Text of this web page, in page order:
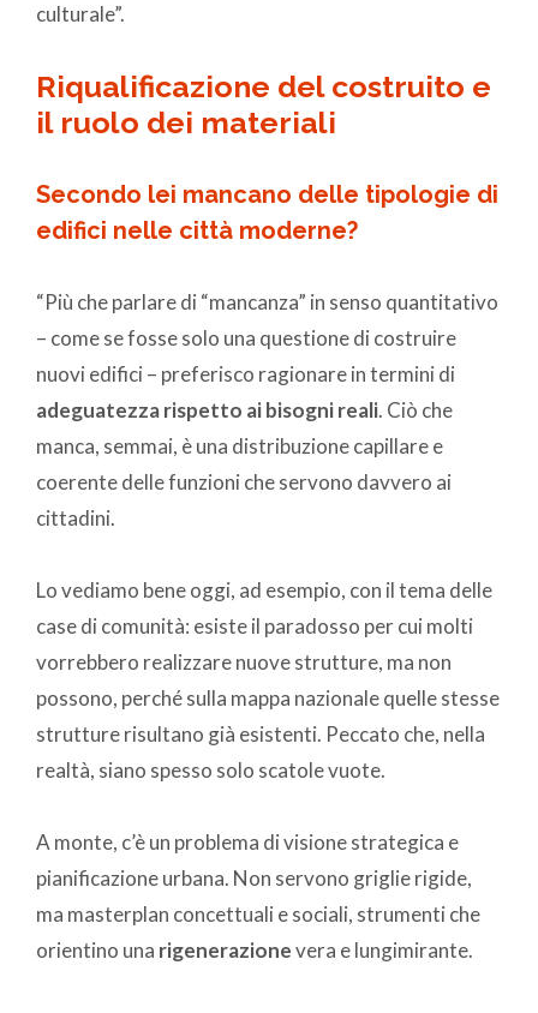
culturale”.
Riqualificazione del costruito e
il ruolo dei materiali
Secondo lei mancano delle tipologie di
edifici nelle città moderne?
“Più che parlare di “mancanza” in senso quantitativo
– come se fosse solo una questione di costruire
nuovi edifici – preferisco ragionare in termini di
adeguatezza rispetto ai bisogni reali. Ciò che
manca, semmai, è una distribuzione capillare e
coerente delle funzioni che servono davvero ai
cittadini.
Lo vediamo bene oggi, ad esempio, con il tema delle
case di comunità: esiste il paradosso per cui molti
vorrebbero realizzare nuove strutture, ma non
possono, perché sulla mappa nazionale quelle stesse
strutture risultano già esistenti. Peccato che, nella
realtà, siano spesso solo scatole vuote.
A monte, c’è un problema di visione strategica e
pianificazione urbana. Non servono griglie rigide,
ma masterplan concettuali e sociali, strumenti che
orientino una rigenerazionevera e lungimirante.